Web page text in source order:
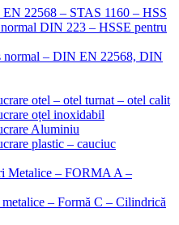
22568 – STAS 1160 – HSS
DIN 223 – HSSE pentru
normal – DIN EN 22568, DIN
otel – otel turnat – otel calit
oțel inoxidabil
Aluminiu
plastic – cauciuc
Metalice – FORMA A –
– Formă C – Cilindrică